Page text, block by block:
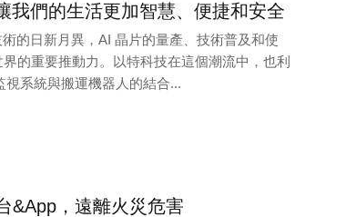
我們的生活更加智慧、便捷和安全
的日新月異，AI 晶片的量產、技術普及和使
的重要推動力。以特科技在這個潮流中，也利
視系統與搬運機器人的結合...
&App，遠離火災危害